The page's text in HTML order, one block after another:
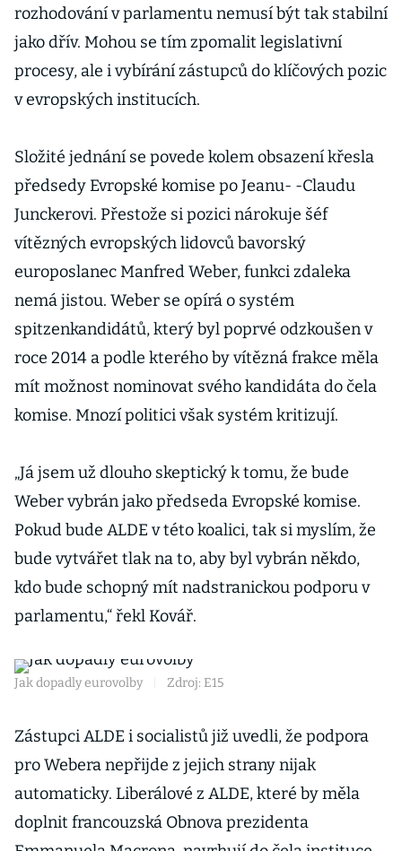
rozhodování v parlamentu nemusí být tak stabilní
jako dřív. Mohou se tím zpomalit legislativní
procesy, ale i vybírání zástupců do klíčových pozic
v evropských institucích.
Složité jednání se povede kolem obsazení křesla
předsedy Evropské komise po Jeanu- -Claudu
Junckerovi. Přestože si pozici nárokuje šéf
vítězných evropských lidovců bavorský
europoslanec Manfred Weber, funkci zdaleka
nemá jistou. Weber se opírá o systém
spitzenkandidátů, který byl poprvé odzkoušen v
roce 2014 a podle kterého by vítězná frakce měla
mít možnost nominovat svého kandidáta do čela
komise. Mnozí politici však systém kritizují.
„Já jsem už dlouho skeptický k tomu, že bude
Weber vybrán jako předseda Evropské komise.
Pokud bude ALDE v této koalici, tak si myslím, že
bude vytvářet tlak na to, aby byl vybrán někdo,
kdo bude schopný mít nadstranickou podporu v
parlamentu,“ řekl Kovář.
Jak dopadly eurovolby Zdroj: E15
Zástupci ALDE i socialistů již uvedli, že podpora
pro Webera nepřijde z jejich strany nijak
automaticky. Liberálové z ALDE, které by měla
doplnit francouzská Obnova prezidenta